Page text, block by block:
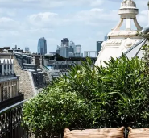
VAS
NIÑOS